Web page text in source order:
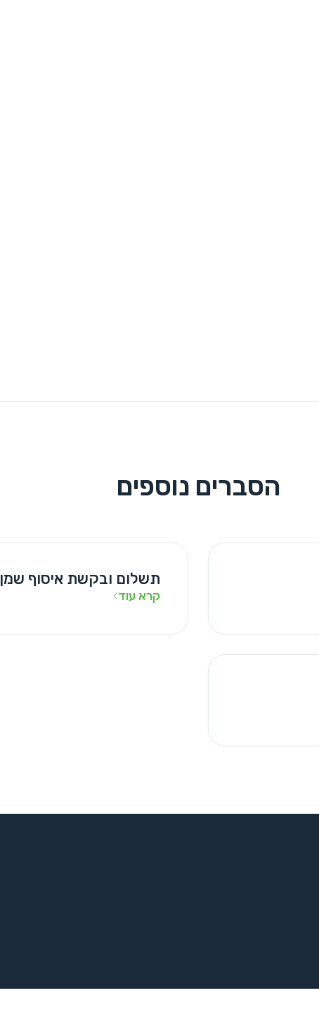
הסברים נוספים
תשלום ובקשת איסוף שמן
קרא עוד